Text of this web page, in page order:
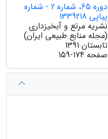
دوره 65، شماره 2 - شماره
پیاپی 1339218
نشریه مرتع و آبخیزداری
(مجله منابع طبیعی ایران)
تابستان 1391
صفحه 159-174